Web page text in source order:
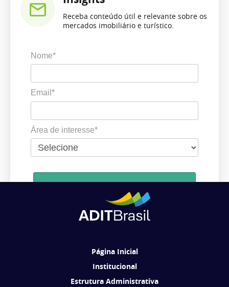
Receba conteúdo útil e relevante sobre os
mercados imobiliário e turístico.
Nome*
Email*
Área de interesse*
Ao se cadastrar, você concorda em receber comunicações da ADIT
Página Inicial
Institucional
Estrutura Administrativa